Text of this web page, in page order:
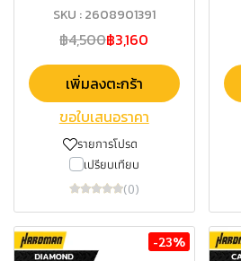
SKU : 2608901391
฿4,500฿3,160
เพิ่มลงตะกร้า
ขอใบเสนอราคา
รายการโปรด
เปรียบเทียบ
(0)
-23%